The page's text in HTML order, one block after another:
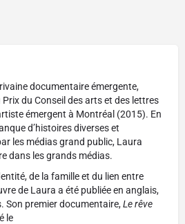
documentaire émergente,
du Conseil des arts et des lettres
émergent à Montréal (2015). En
d’histoires diverses et
les médias grand public, Laura
dans les grands médias.
de la famille et du lien entre
de Laura a été publiée en anglais,
Son premier documentaire,Le rêve
le